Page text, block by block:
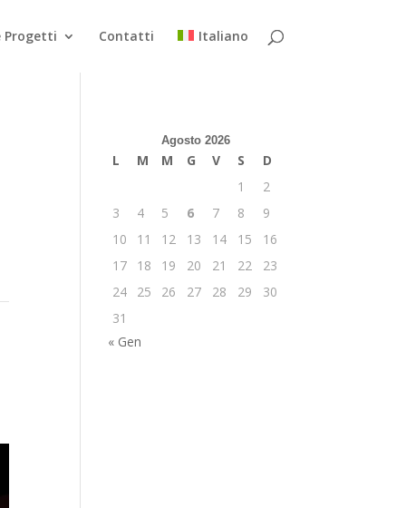
Progetti Contatti Italiano
Agosto 2026
L M M G V S
D
1
2
3
4 5 6 7 8
9
10
11 12 13 14 15
16
17
18 19 20 21 22
23
24
25 26 27 28 29
30
31
« Gen